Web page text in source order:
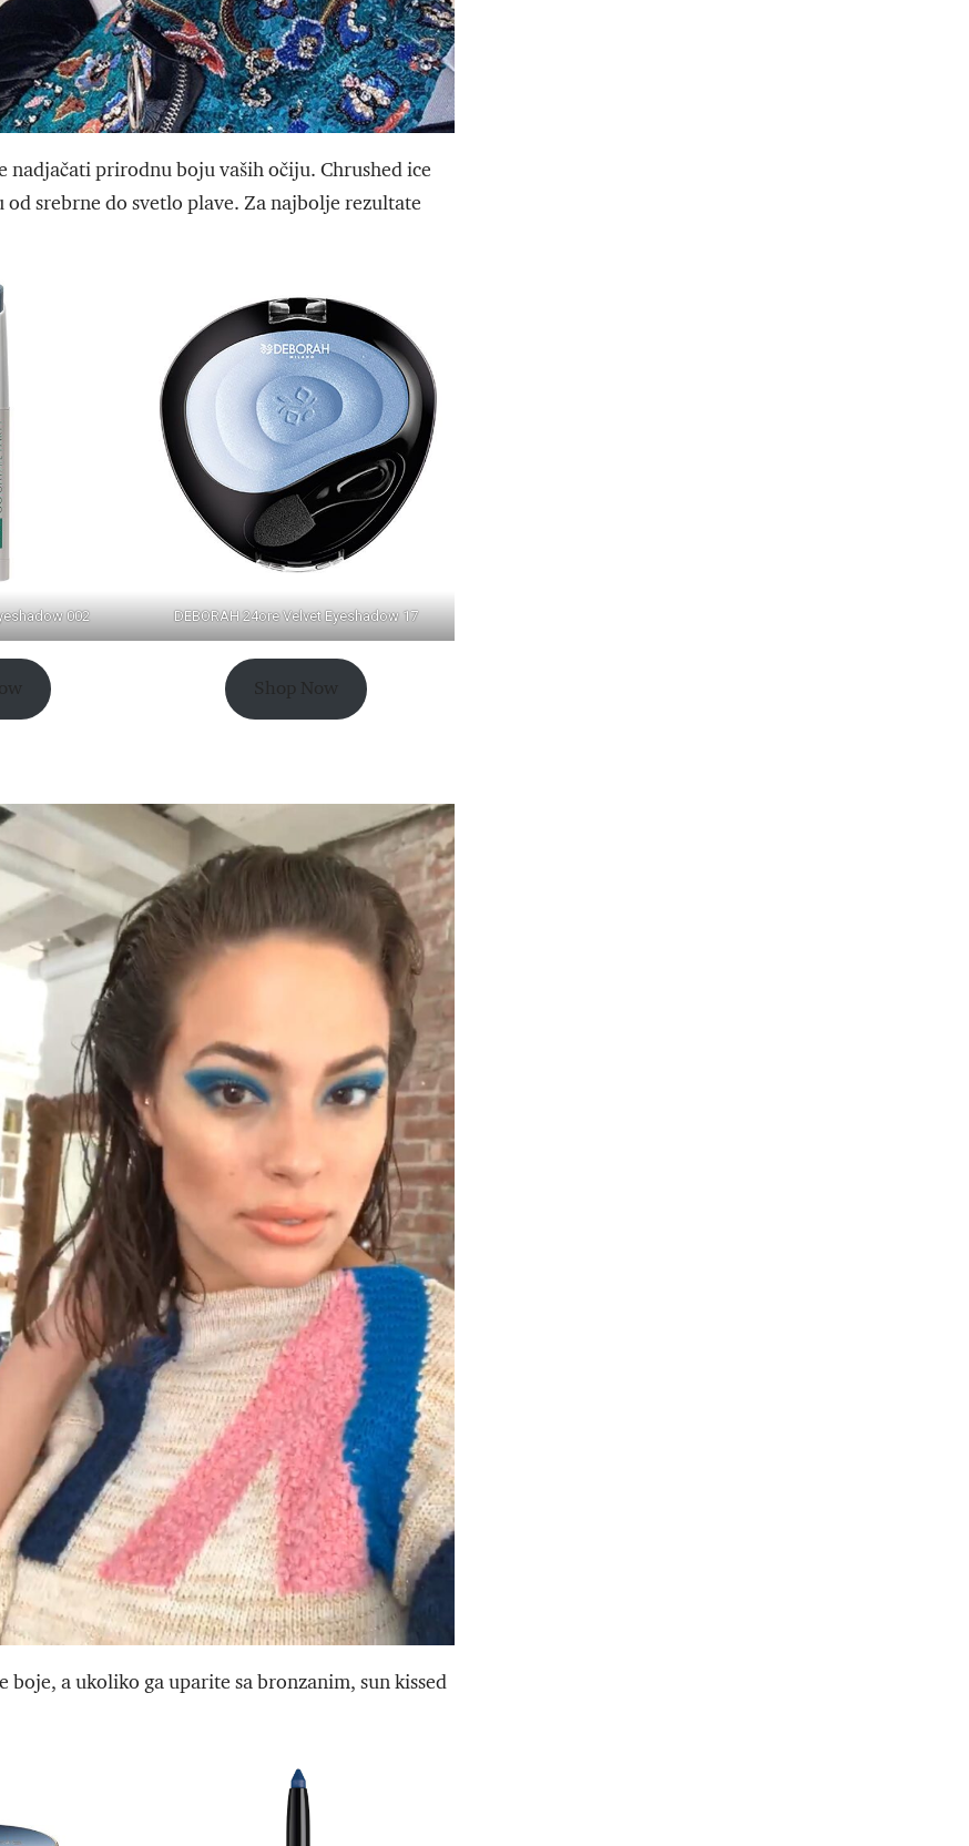
prirodnu boju vaših očiju. Chrushed ice
srebrne do svetlo plave. Za najbolje rezultate
002 DEBORAH 24ore Velvet Eyeshadow 17
Shop Now
a ukoliko ga uparite sa bronzanim, sun kissed